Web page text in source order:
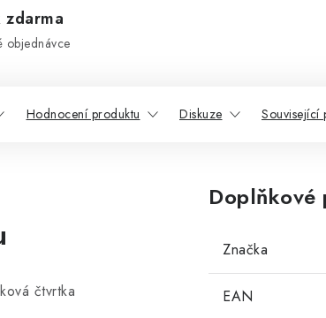
zdarma
objednávce
Hodnocení produktu Diskuze Související
čtvrtka
Značka
EAN